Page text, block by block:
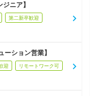
ニア】
第二新卒歓迎
ーション営業】
迎 リモートワーク可